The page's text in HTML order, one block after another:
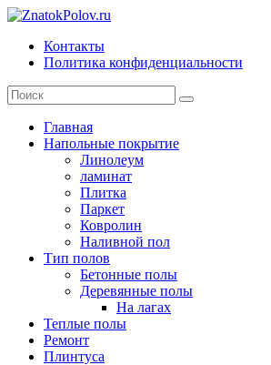
Skip
content
ZnatokPolov.ru
главный
по
Контакты
Политика конфиденциальности
Главная
Напольные покрытие
Линолеум
ламинат
Плитка
Паркет
Ковролин
Наливной пол
Тип полов
Бетонные полы
Деревянные полы
На лагах
Теплые полы
Ремонт
Плинтуса